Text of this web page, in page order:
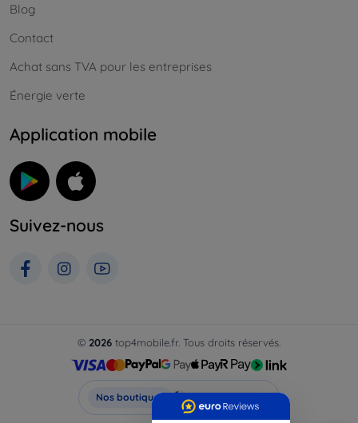
Blog
Contact
Achat sans TVA pour les entreprises
Énergie verte
Application mobile
Suivez-nous
© 2026 top4mobile.fr. Tous droits réservés.
Nos boutiques Top4Mobile.fr